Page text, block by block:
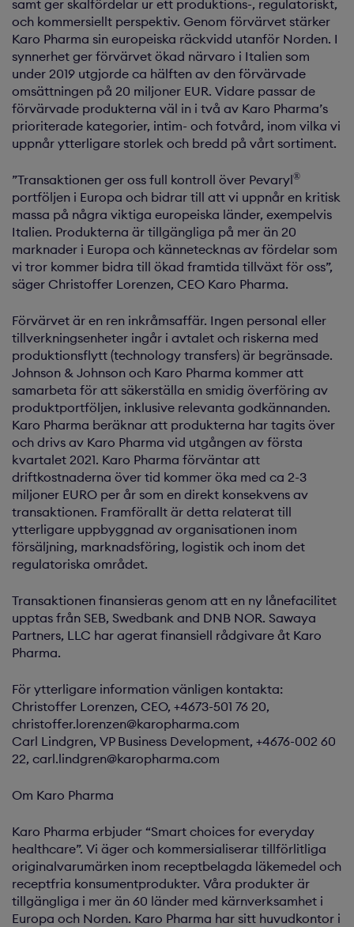
samt ger skalfördelar ur ett produktions-, regulatoriskt,
och kommersiellt perspektiv. Genom förvärvet stärker
Karo Pharma sin europeiska räckvidd utanför Norden. I
synnerhet ger förvärvet ökad närvaro i Italien som
under 2019 utgjorde ca hälften av den förvärvade
omsättningen på 20 miljoner EUR. Vidare passar de
förvärvade produkterna väl in i två av Karo Pharma’s
prioriterade kategorier, intim- och fotvård, inom vilka vi
uppnår ytterligare storlek och bredd på vårt sortiment.
”Transaktionen ger oss full kontroll över Pevaryl®
portföljen i Europa och bidrar till att vi uppnår en kritisk
massa på några viktiga europeiska länder, exempelvis
Italien. Produkterna är tillgängliga på mer än 20
marknader i Europa och kännetecknas av fördelar som
vi tror kommer bidra till ökad framtida tillväxt för oss”,
säger Christoffer Lorenzen, CEO Karo Pharma.
Förvärvet är en ren inkråmsaffär. Ingen personal eller
tillverkningsenheter ingår i avtalet och riskerna med
produktionsflytt (technology transfers) är begränsade.
Johnson & Johnson och Karo Pharma kommer att
samarbeta för att säkerställa en smidig överföring av
produktportföljen, inklusive relevanta godkännanden.
Karo Pharma beräknar att produkterna har tagits över
och drivs av Karo Pharma vid utgången av första
kvartalet 2021. Karo Pharma förväntar att
driftkostnaderna över tid kommer öka med ca 2-3
miljoner EURO per år som en direkt konsekvens av
transaktionen. Framförallt är detta relaterat till
ytterligare uppbyggnad av organisationen inom
försäljning, marknadsföring, logistik och inom det
regulatoriska området.
Transaktionen finansieras genom att en ny lånefacilitet
upptas från SEB, Swedbank and DNB NOR. Sawaya
Partners, LLC har agerat finansiell rådgivare åt Karo
Pharma.
För ytterligare information vänligen kontakta:
Christoffer Lorenzen, CEO, +4673-501 76 20,
christoffer.lorenzen@karopharma.com
Carl Lindgren, VP Business Development, +4676-002 60
22, carl.lindgren@karopharma.com
Om Karo Pharma
Karo Pharma erbjuder “Smart choices for everyday
healthcare”. Vi äger och kommersialiserar tillförlitliga
originalvarumärken inom receptbelagda läkemedel och
receptfria konsumentprodukter. Våra produkter är
tillgängliga i mer än 60 länder med kärnverksamhet i
Europa och Norden. Karo Pharma har sitt huvudkontor i